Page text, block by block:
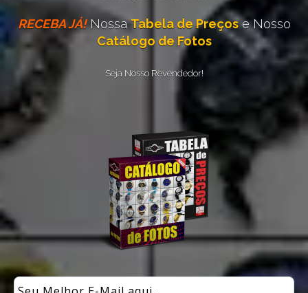
RECEBA JÁ!NossaTabela de Preçose Nosso
Catálogo de Fotos
Seja Nosso Revendedor!